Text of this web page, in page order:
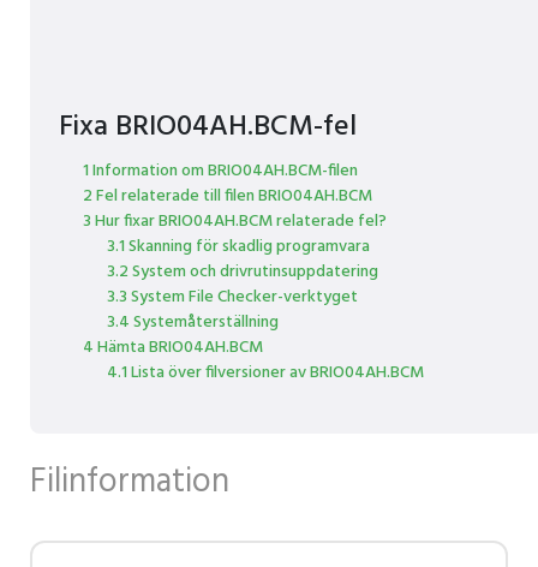
Fixa BRIO04AH.BCM-fel
1 Information om BRIO04AH.BCM-filen
2 Fel relaterade till filen BRIO04AH.BCM
3 Hur fixar BRIO04AH.BCM relaterade fel?
3.1 Skanning för skadlig programvara
3.2 System och drivrutinsuppdatering
3.3 System File Checker-verktyget
3.4 Systemåterställning
4 Hämta BRIO04AH.BCM
4.1 Lista över filversioner av BRIO04AH.BCM
Filinformation